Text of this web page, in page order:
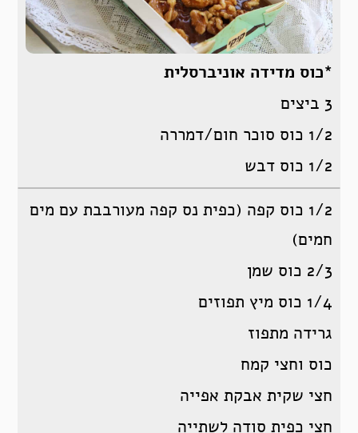
*כוס מדידה אוניברסלית
3 ביצים
1/2 כוס סוכר חום/דמררה
1/2 כוס דבש
1/2 כוס קפה (כפית נס קפה מעורבבת עם מים
חמים)
2/3 כוס שמן
1/4 כוס מיץ תפוזים
גרידה מתפוז
כוס וחצי קמח
חצי שקית אבקת אפייה
חצי כפית סודה לשתייה